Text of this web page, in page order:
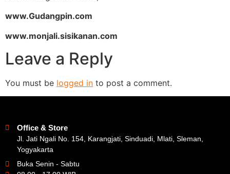
www.Gudangpin.com
www.monjali.sisikanan.com
Leave a Reply
You must be logged in to post a comment.
Office & Store
Jl. Jati Ngali No. 154, Karangjati, Sinduadi, Mlati, Sleman,
Yogyakarta
Buka Senin - Sabtu